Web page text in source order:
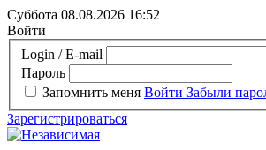
Суббота 08.08.2026 16:52
Войти
Login / E-mail
Пароль
Запомнить меня Войти Забыли
Зарегистрироваться